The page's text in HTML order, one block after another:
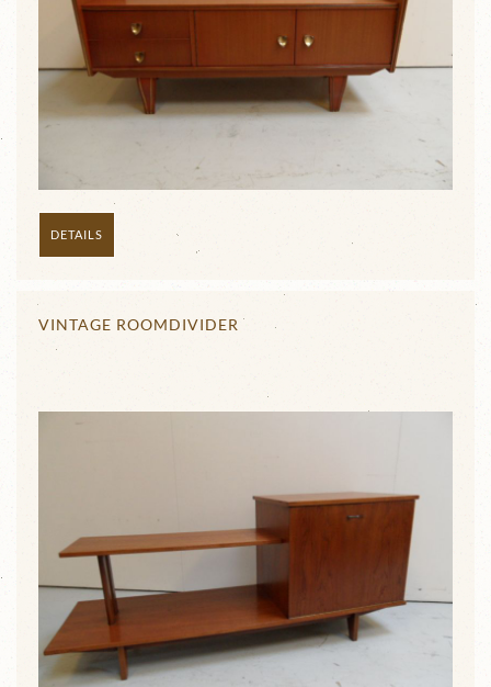
DETAILS
VINTAGE ROOMDIVIDER